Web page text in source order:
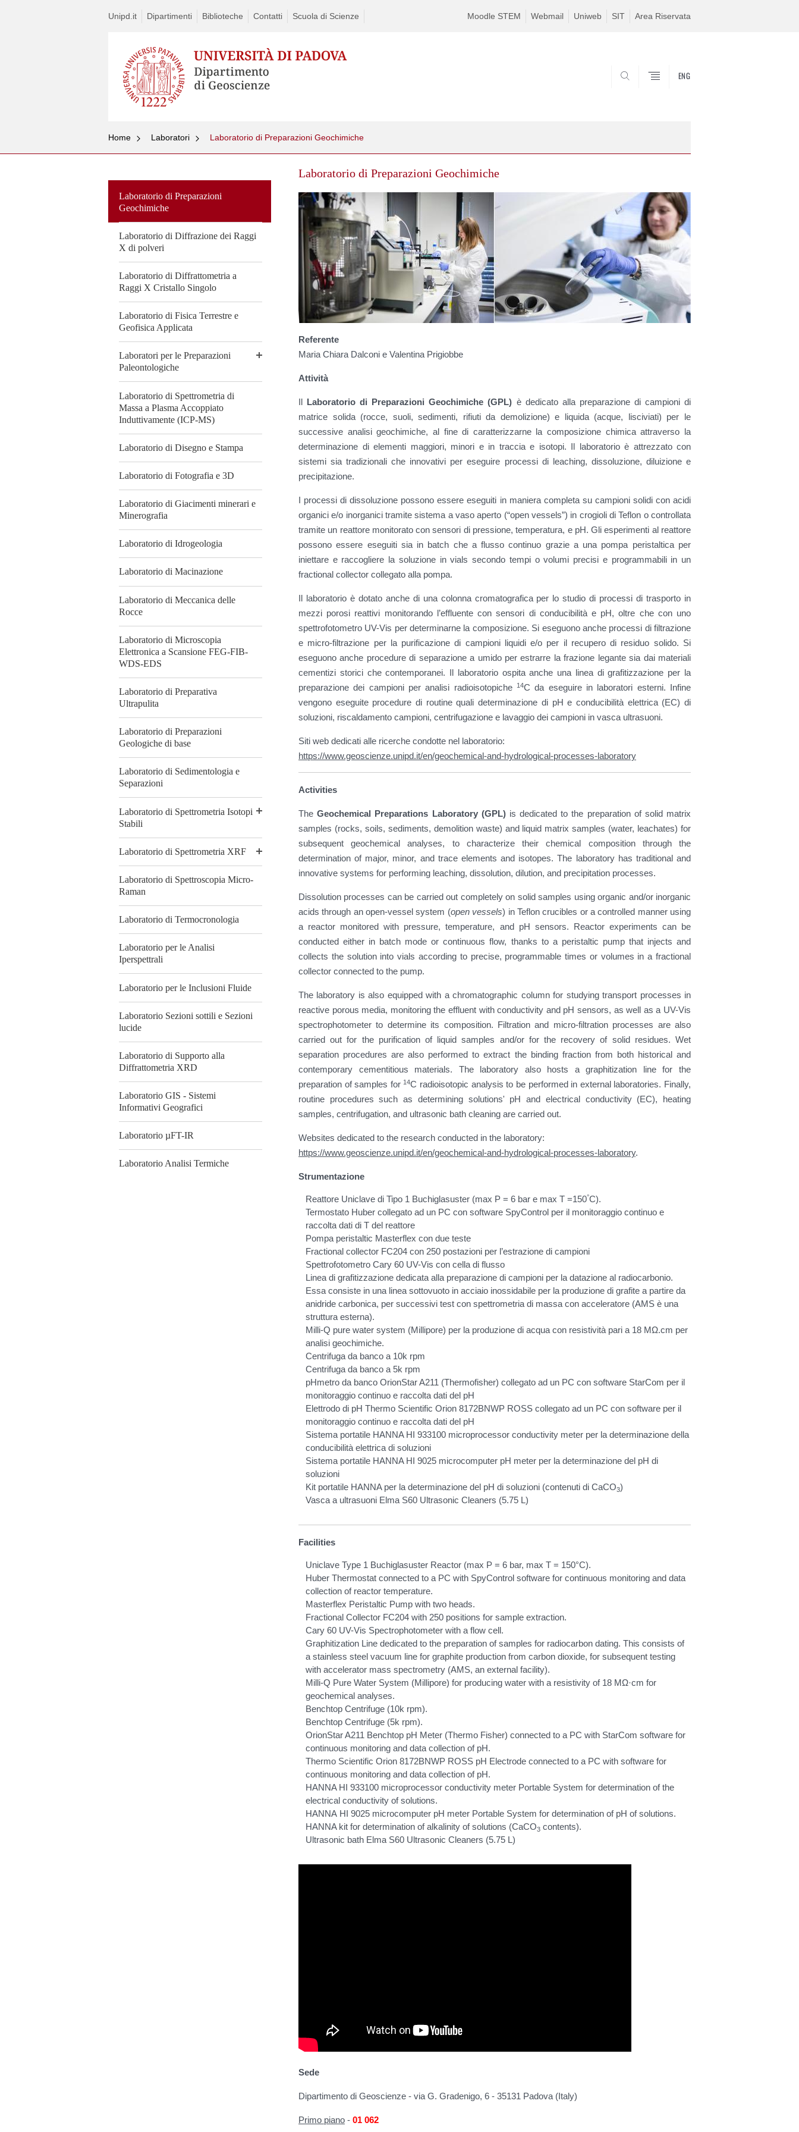
Unipd.it Dipartimenti Biblioteche Contatti Scuola di Scienze Moodle STEM Webmail Uniweb SIT Area Riservata
ENG
Home Laboratori Laboratorio di Preparazioni Geochimiche
Laboratorio di Preparazioni
Geochimiche
Laboratorio di Diffrazione dei Raggi
X di polveri
Laboratorio di Diffrattometria a
Raggi X Cristallo Singolo
Laboratorio di Fisica Terrestre e
Geofisica Applicata
Laboratori per le Preparazioni
Paleontologiche
Laboratorio di Spettrometria di
Massa a Plasma Accoppiato
Induttivamente (ICP-MS)
Laboratorio di Disegno e Stampa
Laboratorio di Fotografia e 3D
Laboratorio di Giacimenti minerari e
Minerografia
Laboratorio di Idrogeologia
Laboratorio di Macinazione
Laboratorio di Meccanica delle
Rocce
Laboratorio di Microscopia
Elettronica a Scansione FEG-FIB-
WDS-EDS
Laboratorio di Preparativa
Ultrapulita
Laboratorio di Preparazioni
Geologiche di base
Laboratorio di Sedimentologia e
Separazioni
Laboratorio di Spettrometria Isotopi
Stabili
Laboratorio di Spettrometria XRF
Laboratorio di Spettroscopia Micro-
Raman
Laboratorio di Termocronologia
Laboratorio per le Analisi
Iperspettrali
Laboratorio per le Inclusioni Fluide
Laboratorio Sezioni sottili e Sezioni
lucide
Laboratorio di Supporto alla
Diffrattometria XRD
Laboratorio GIS - Sistemi
Informativi Geografici
Laboratorio µFT-IR
Laboratorio Analisi Termiche
to
Laboratorio di Preparazioni Geochimiche
Referente
Maria Chiara Dalconi e Valentina Prigiobbe
Attività
Il Laboratorio di Preparazioni Geochimiche (GPL) è dedicato alla preparazione di campioni di
matrice solida (rocce, suoli, sedimenti, rifiuti da demolizione) e liquida (acque, lisciviati) per le
successive analisi geochimiche, al fine di caratterizzarne la composizione chimica attraverso la
determinazione di elementi maggiori, minori e in traccia e isotopi. Il laboratorio è attrezzato con
sistemi sia tradizionali che innovativi per eseguire processi di leaching, dissoluzione, diluizione e
precipitazione.
I processi di dissoluzione possono essere eseguiti in maniera completa su campioni solidi con acidi
organici e/o inorganici tramite sistema a vaso aperto (“open vessels”) in crogioli di Teflon o controllata
tramite un reattore monitorato con sensori di pressione, temperatura, e pH. Gli esperimenti al reattore
possono essere eseguiti sia in batch che a flusso continuo grazie a una pompa peristaltica per
iniettare e raccogliere la soluzione in vials secondo tempi o volumi precisi e programmabili in un
fractional collector collegato alla pompa.
Il laboratorio è dotato anche di una colonna cromatografica per lo studio di processi di trasporto in
mezzi porosi reattivi monitorando l’effluente con sensori di conducibilità e pH, oltre che con uno
spettrofotometro UV-Vis per determinarne la composizione. Si eseguono anche processi di filtrazione
e micro-filtrazione per la purificazione di campioni liquidi e/o per il recupero di residuo solido. Si
eseguono anche procedure di separazione a umido per estrarre la frazione legante sia dai materiali
cementizi storici che contemporanei. Il laboratorio ospita anche una linea di grafitizzazione per la
preparazione dei campioni per analisi radioisotopiche
14C da eseguire in laboratori esterni. Infine
vengono eseguite procedure di routine quali determinazione di pH e conducibilità elettrica (EC) di
soluzioni, riscaldamento campioni, centrifugazione e lavaggio dei campioni in vasca ultrasuoni.
Siti web dedicati alle ricerche condotte nel laboratorio:
https://www.geoscienze.unipd.it/en/geochemical-and-hydrological-processes-laboratory
Activities
TheGeochemical Preparations Laboratory (GPL)is dedicated to the preparation of solid matrix
samples (rocks, soils, sediments, demolition waste) and liquid matrix samples (water, leachates) for
subsequent geochemical analyses, to characterize their chemical composition through the
determination of major, minor, and trace elements and isotopes. The laboratory has traditional and
innovative systems for performing leaching, dissolution, dilution, and precipitation processes.
Dissolution processes can be carried out completely on solid samples using organic and/or inorganic
acids through an open-vessel system (open vessels) in Teflon crucibles or a controlled manner using
a reactor monitored with pressure, temperature, and pH sensors. Reactor experiments can be
conducted either in batch mode or continuous flow, thanks to a peristaltic pump that injects and
collects the solution into vials according to precise, programmable times or volumes in a fractional
collector connected to the pump.
The laboratory is also equipped with a chromatographic column for studying transport processes in
reactive porous media, monitoring the effluent with conductivity and pH sensors, as well as a UV-Vis
spectrophotometer to determine its composition. Filtration and micro-filtration processes are also
carried out for the purification of liquid samples and/or for the recovery of solid residues. Wet
separation procedures are also performed to extract the binding fraction from both historical and
contemporary cementitious materials. The laboratory also hosts a graphitization line for the
preparation of samples for14C radioisotopic analysis to be performed in external laboratories. Finally,
routine procedures such as determining solutions' pH and electrical conductivity (EC), heating
samples, centrifugation, and ultrasonic bath cleaning are carried out.
Websites dedicated to the research conducted in the laboratory:
https://www.geoscienze.unipd.it/en/geochemical-and-hydrological-processes-laboratory.
Strumentazione
Reattore Uniclave di Tipo 1 Buchiglasuster (max P = 6 bar e max T =150°C).
Termostato Huber collegato ad un PC con software SpyControl per il monitoraggio continuo e
raccolta dati di T del reattore
Pompa peristaltic Masterflex con due teste
Fractional collector FC204 con 250 postazioni per l’estrazione di campioni
Spettrofotometro Cary 60 UV-Vis con cella di flusso
Linea di grafitizzazione dedicata alla preparazione di campioni per la datazione al radiocarbonio.
Essa consiste in una linea sottovuoto in acciaio inossidabile per la produzione di grafite a partire da
anidride carbonica, per successivi test con spettrometria di massa con acceleratore (AMS è una
struttura esterna).
Milli-Q pure water system (Millipore) per la produzione di acqua con resistività pari a 18 MΩ.cm per
analisi geochimiche.
Centrifuga da banco a 10k rpm
Centrifuga da banco a 5k rpm
pHmetro da banco OrionStar A211 (Thermofisher) collegato ad un PC con software StarCom per il
monitoraggio continuo e raccolta dati del pH
Elettrodo di pH Thermo Scientific Orion 8172BNWP ROSS collegato ad un PC con software per il
monitoraggio continuo e raccolta dati del pH
Sistema portatile HANNA HI 933100 microprocessor conductivity meter per la determinazione della
conducibilità elettrica di soluzioni
Sistema portatile HANNA HI 9025 microcomputer pH meter per la determinazione del pH di
soluzioni
Kit portatile HANNA per la determinazione del pH di soluzioni (contenuti di CaCO3)
Vasca a ultrasuoni Elma S60 Ultrasonic Cleaners (5.75 L)
Facilities
Uniclave Type 1 Buchiglasuster Reactor (max P = 6 bar, max T = 150°C).
Huber Thermostat connected to a PC with SpyControl software for continuous monitoring and data
collection of reactor temperature.
Masterflex Peristaltic Pump with two heads.
Fractional Collector FC204 with 250 positions for sample extraction.
Cary 60 UV-Vis Spectrophotometer with a flow cell.
Graphitization Line dedicated to the preparation of samples for radiocarbon dating. This consists of
a stainless steel vacuum line for graphite production from carbon dioxide, for subsequent testing
with accelerator mass spectrometry (AMS, an external facility).
Milli-Q Pure Water System (Millipore) for producing water with a resistivity of 18 MΩ·cm for
geochemical analyses.
Benchtop Centrifuge (10k rpm).
Benchtop Centrifuge (5k rpm).
OrionStar A211 Benchtop pH Meter (Thermo Fisher) connected to a PC with StarCom software for
continuous monitoring and data collection of pH.
Thermo Scientific Orion 8172BNWP ROSS pH Electrode connected to a PC with software for
continuous monitoring and data collection of pH.
HANNA HI 933100 microprocessor conductivity meter Portable System for determination of the
electrical conductivity of solutions.
HANNA HI 9025 microcomputer pH meter Portable System for determination of pH of solutions.
HANNA kit for determination of alkalinity of solutions (CaCO3 contents).
Ultrasonic bath Elma S60 Ultrasonic Cleaners (5.75 L)
Sede
Dipartimento di Geoscienze - via G. Gradenigo, 6 - 35131 Padova (Italy)
Primo piano - 01 062